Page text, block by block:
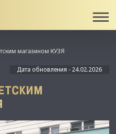
магазином КУЗЯ
Дата обновления - 24.02.2026